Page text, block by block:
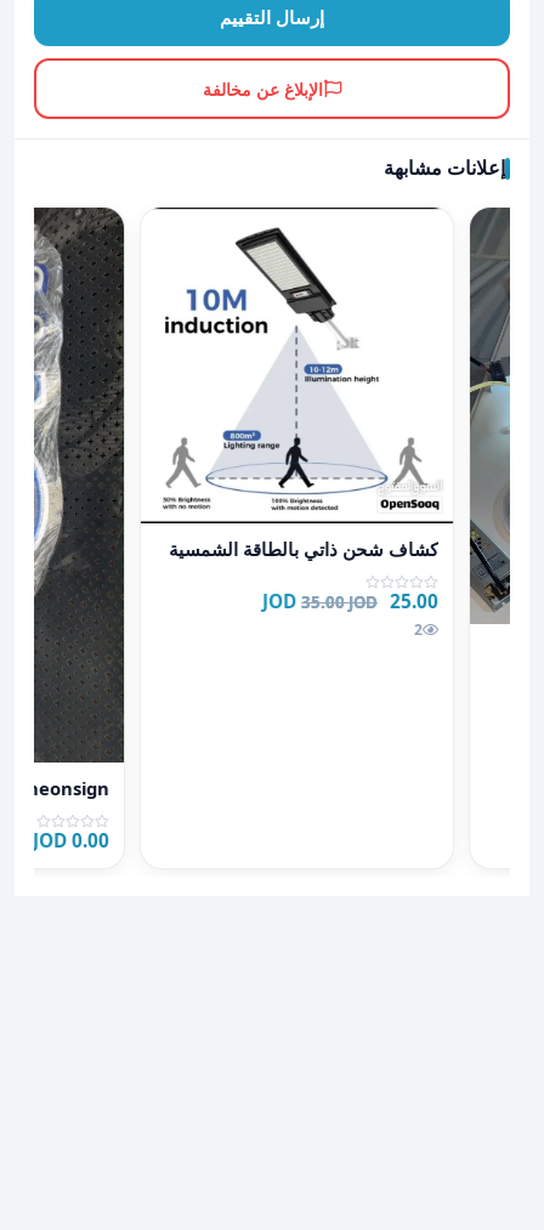
إرسال التقييم
الإبلاغ عن مخالفة
إعلانات مشابهة
عرض تفاصيل كشاف شحن ذاتي بالطاقة الشمسية
كشاف شحن ذاتي بالطاقة الشمسية
25.00 JOD
35.00 JOD
2
عرض تفاصيل neonsign اضاءة نيون
neonsign اضاءة نيون
0.00 JOD